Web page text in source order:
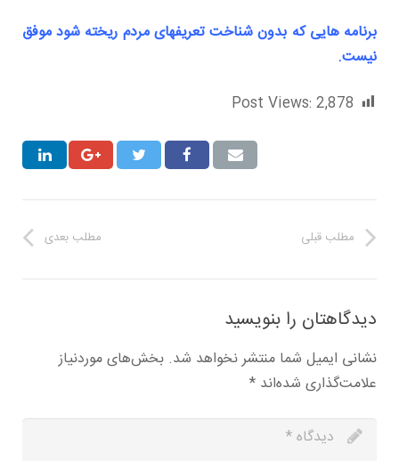
برنامه هایی که بدون شناخت تعریفهای مردم ریخته شود موفق
نیست.
Post Views: 2,878
مطلب قبلی مطلب بعدی
دیدگاهتان را بنویسید
نشانی ایمیل شما منتشر نخواهد شد. بخش‌های موردنیاز
علامت‌گذاری شده‌اند *